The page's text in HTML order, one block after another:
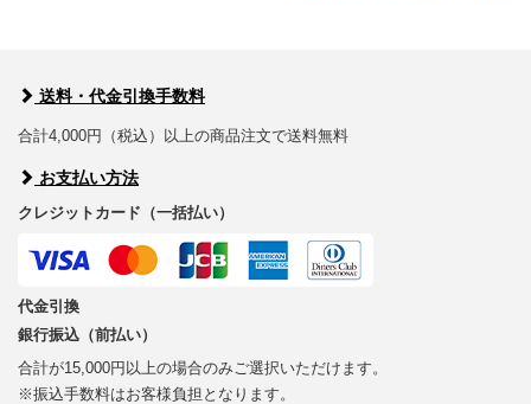
送料・代金引換手数料
合計4,000円（税込）以上の商品注文で送料無料
お支払い方法
クレジットカード（一括払い）
代金引換
銀行振込（前払い）
合計が15,000円以上の場合のみご選択いただけます。
※振込手数料はお客様負担となります。